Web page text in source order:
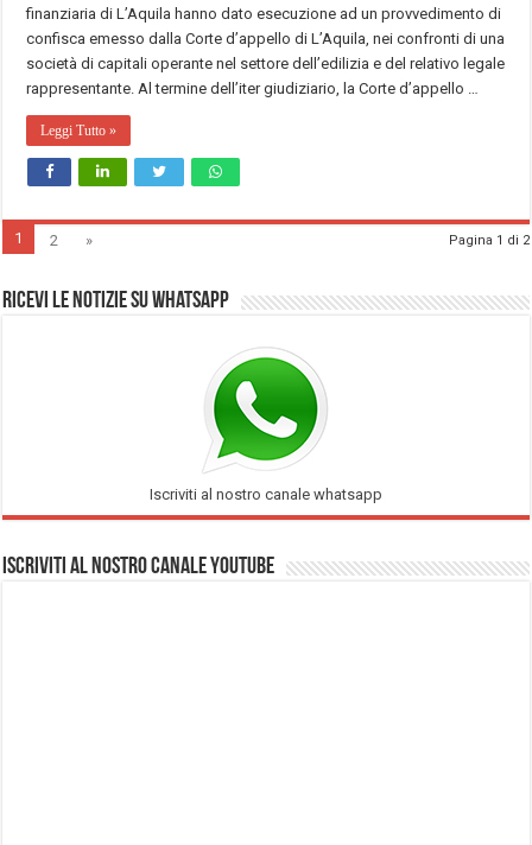
finanziaria di L’Aquila hanno dato esecuzione ad un provvedimento di
confisca emesso dalla Corte d’appello di L’Aquila, nei confronti di una
società di capitali operante nel settore dell’edilizia e del relativo legale
rappresentante. Al termine dell’iter giudiziario, la Corte d’appello …
Leggi Tutto »
Pagina 1 di 2
1 2 »
Ricevi le notizie su Whatsapp
Iscriviti al nostro canale whatsapp
Iscriviti al nostro Canale Youtube